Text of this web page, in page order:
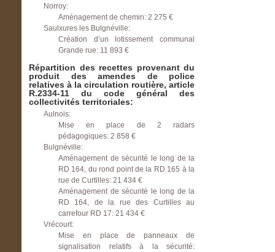
Norroy:
Aménagement de chemin: 2 275 €
Saulxures les Bulgnéville:
Création d’un lotissement communal
Grande rue: 11 893 €
Répartition des recettes provenant du
produit des amendes de police
relatives à la circulation routière, article
R.2334-11 du code général des
collectivités territoriales:
Aulnois:
Mise en place de 2 radars
pédagogiques: 2 858 €
Bulgnéville:
Aménagement de sécurité le long de la
RD 164, du rond point de la RD 165 à la
rue de Curtilles: 21 434 €
Aménagement de sécurité le long de la
RD 164, de la rue des Curtilles au
carrefour RD 17: 21 434 €
Vrécourt:
Mise en place de panneaux de
signalisation relatifs à la sécurité: